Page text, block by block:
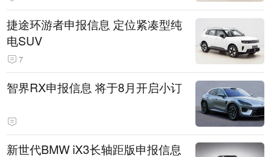
捷途环游者申报信息 定位紧凑型纯
电SUV
7
智界RX申报信息 将于8月开启小订
新世代BMW iX3长轴距版申报信息